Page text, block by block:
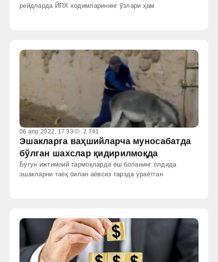
рейдларда ЙПХ ходимларининг ўзлари ҳам
06 апр 2022, 17:33 2 741
Эшакларга ваҳшийларча муносабатда
бўлган шахслар қидирилмоқда
Бугун ижтимоий тармоқларда ёш боланинг олдида
эшакларни таёқ билан аёвсиз тарзда ураётган